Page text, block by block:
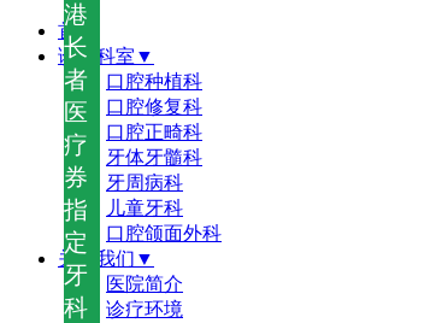
港
长
者
医
疗
券
指
定
牙
科
首页
诊疗科室▼
口腔种植科
口腔修复科
口腔正畸科
牙体牙髓科
牙周病科
儿童牙科
口腔颌面外科
关于我们▼
医院简介
诊疗环境